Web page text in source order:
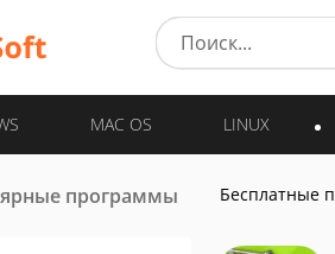
MAC OS LINUX
программы Бесплатные